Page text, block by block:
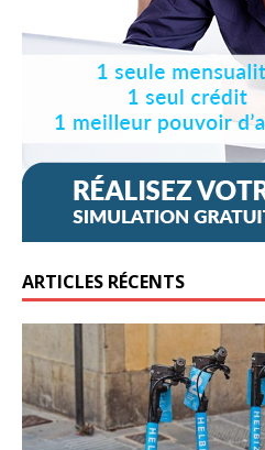
ARTICLES RÉCENTS